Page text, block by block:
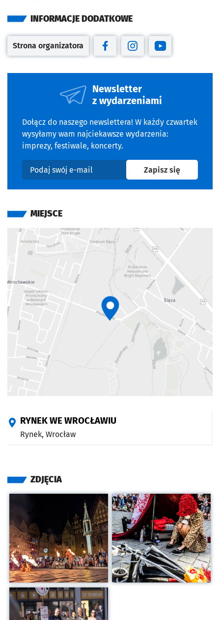
INFORMACJE DODATKOWE
Otwiera się w nowej karcie
Strona organizatora
Otwiera się w nowej karcie
Otwiera się w nowej
Otwiera się w
Newsletter
z wydarzeniami
Dołącz do naszego newslettera! W każdy czwartek
wysyłamy wam najciekawsze wydarzenia:
imprezy, festiwale, koncerty.
Podaj swój e-mail
Zapisz sięna
MIEJSCE
RYNEK WE WROCŁAWIU
Rynek, Wrocław
ZDJĘCIA
Kliknij, aby powiększyć Kliknij, aby powiększyć
Kliknij, aby powiększyć